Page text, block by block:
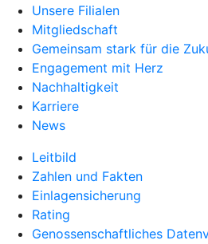
Unsere Filialen
Mitgliedschaft
Gemeinsam stark für die
Engagement mit Herz
Nachhaltigkeit
Karriere
News
Leitbild
Zahlen und Fakten
Einlagensicherung
Rating
Genossenschaftliches